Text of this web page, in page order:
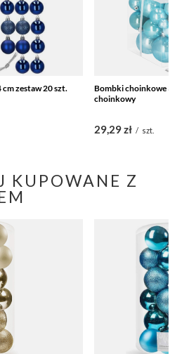
zestaw 20 szt.
Bombki choinkowe 37
choinkowy
29,29 zł / szt.
KUPOWANE Z